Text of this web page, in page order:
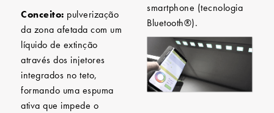
Conceito: pulverização
da zona afetada com um
líquido de extinção
através dos injetores
integrados no teto,
formando uma espuma
ativa que impede o
smartphone (tecnologia
Bluetooth®).